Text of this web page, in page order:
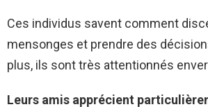
Ces individus savent comment
mensonges et prendre des
plus, ils sont très attentionnés
Leurs amis apprécient